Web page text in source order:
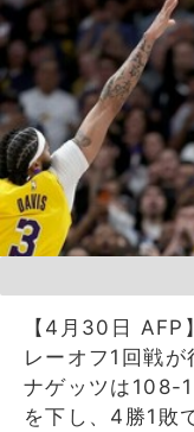
【4月30日
レーオフ1回戦が
ナゲッツは108-
を下し、4勝1敗